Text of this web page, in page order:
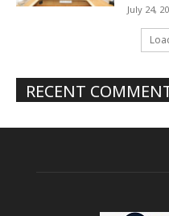
July 24,
RECENT